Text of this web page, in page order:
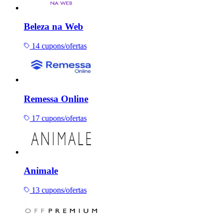
Beleza na Web
14 cupons/ofertas
Remessa Online
17 cupons/ofertas
Animale
13 cupons/ofertas